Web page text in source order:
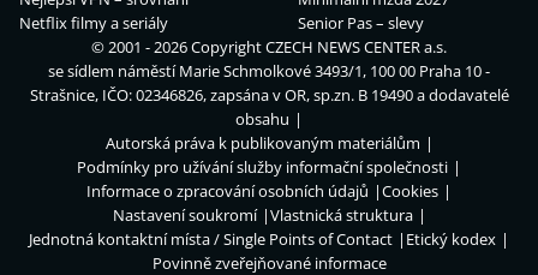
Netflix filmy a seriály
Senior Pas – slevy
© 2001 - 2026 CopyrightCZECH NEWS CENTER a.s.
se sídlem náměstí Marie Schmolkové 3493/1, 100 00 Praha 10 -
Strašnice, IČO: 02346826, zapsána v OR, sp.zn. B 19490 a dodavatelé
obsahu
Autorská práva k publikovaným materiálům
Podmínky pro užívání služby informační společnosti
Informace o zpracování osobních údajů
Cookies
Nastavení soukromí
Vlastnická struktura
Jednotná kontaktní místa / Single Points of Contact
Etický kodex
Povinně zveřejňované informace